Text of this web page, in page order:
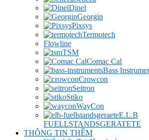
Dinel
Georgin
Pixsys
Termotech
Flowline
TSM
Comac Cal
Bass
Crowcon
Seitron
Stiko
WayCon
E.L.B
FUELLSTANDSGERATETE
THÔNG TIN THÊM